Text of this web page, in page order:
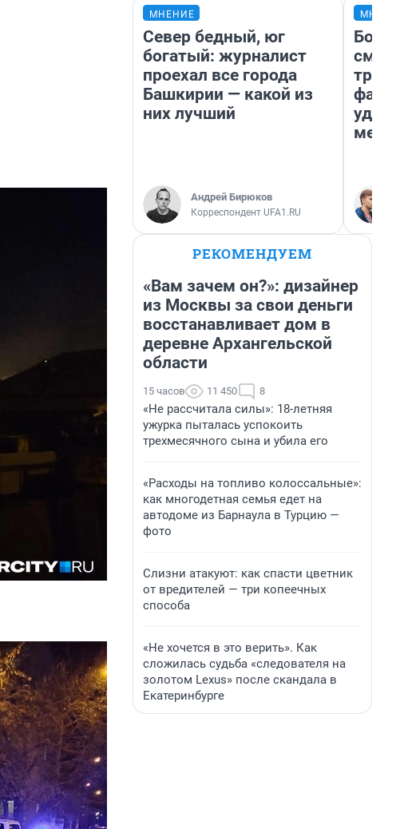
МНЕНИЕ
Север бедный, юг
богатый: журналист
проехал все города
Башкирии — какой из
них лучший
Андрей Бирюков
Корреспондент UFA1.RU
месте
РЕКОМЕНДУЕМ
«Вам зачем он?»: дизайнер
из Москвы за свои деньги
восстанавливает дом в
деревне Архангельской
области
15 часов 11 450 8
«Не рассчитала силы»: 18-летняя
ужурка пыталась успокоить
трехмесячного сына и убила его
«Расходы на топливо колоссальные»:
как многодетная семья едет на
автодоме из Барнаула в Турцию —
фото
Слизни атакуют: как спасти цветник
от вредителей — три копеечных
способа
«Не хочется в это верить». Как
сложилась судьба «следователя на
золотом Lexus» после скандала в
Екатеринбурге